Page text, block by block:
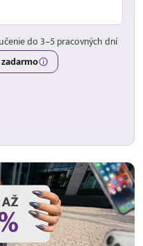
do 3–5 pracovných dní